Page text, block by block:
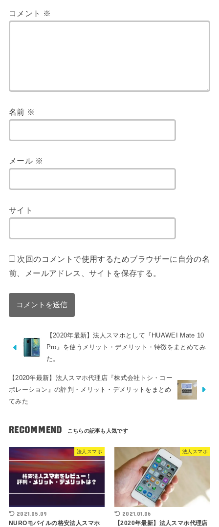
コメント ※
名前 ※
メール ※
サイト
次回のコメントで使用するためブラウザーに自分の名
前、メールアドレス、サイトを保存する。
【2020年最新】法人スマホとして『HUAWEI Mate 10
Pro』を使うメリット・デメリット・特徴をまとめてみ
た。
【2020年最新】法人スマホ代理店『株式会社トシ・コー
ポレーション』の評判・メリット・デメリットをまとめ
てみた
RECOMMEND
法人スマホ
2021.05.09
NUROモバイルの格安法人スマホ
法人スマホ
2021.01.06
【2020年最新】法人スマホ代理店